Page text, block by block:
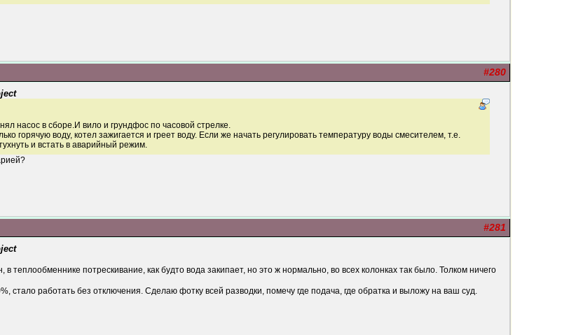
#280
насос в сборе.И вило и грундфос по часовой стрелке.
горячую воду, котел зажигается и греет воду. Если же начать регулировать температуру воды смесителем, т.е.
и встать в аварийный режим.
#281
теплообменнике потрескивание, как будто вода закипает, но это ж нормально, во всех колонках так было. Толком ничего
стало работать без отключения. Сделаю фотку всей разводки, помечу где подача, где обратка и выложу на ваш суд.